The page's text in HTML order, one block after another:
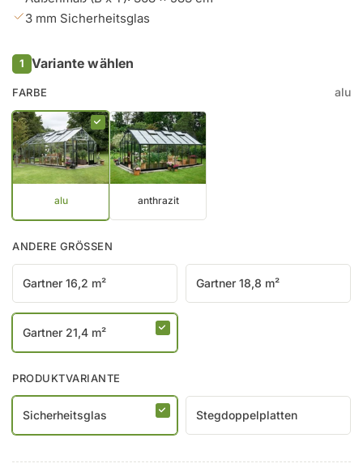
3 mm Sicherheitsglas
1 Variante wählen
FARBE alu
alu anthrazit
ANDERE GRÖSSEN
Gartner 16,2 m² Gartner 18,8 m²
Gartner 21,4 m²
PRODUKTVARIANTE
Sicherheitsglas Stegdoppelplatten